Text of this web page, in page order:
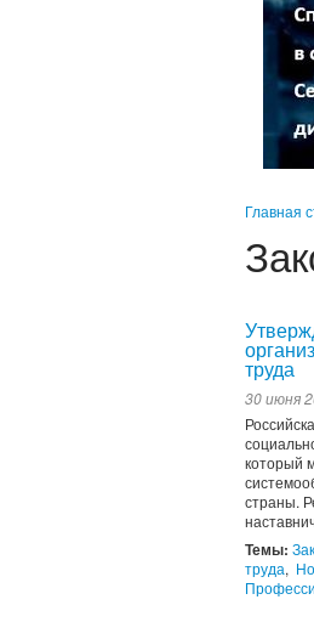
Главная
труда
30 июня
который
страны.
Темы:
труда,